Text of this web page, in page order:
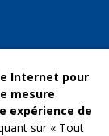
Internet pour
mesure
expérience de
sur « Tout